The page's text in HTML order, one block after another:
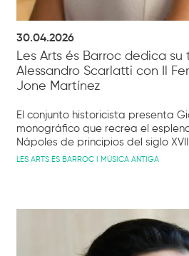
30.04.2026
Les Arts és Barroc dedica su
Alessandro Scarlatti con Il
Jone Martínez
El conjunto historicista presenta
monográfico que recrea el
Nápoles de principios del siglo XVIII
LES ARTS ÉS BARROC I MÚSICA ANTIGA